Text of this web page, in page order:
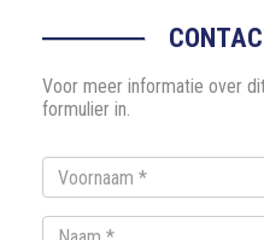
Voor meer informatie over
formulier in.